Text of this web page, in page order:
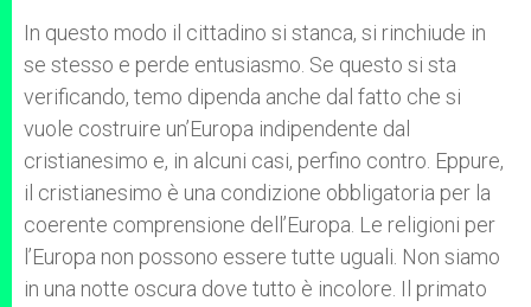
In questo modo il cittadino si stanca, si rinchiude in
se stesso e perde entusiasmo. Se questo si sta
verificando, temo dipenda anche dal fatto che si
vuole costruire un’Europa indipendente dal
cristianesimo e, in alcuni casi, perfino contro. Eppure,
il cristianesimo è una condizione obbligatoria per la
coerente comprensione dell’Europa. Le religioni per
l’Europa non possono essere tutte uguali. Non siamo
in una notte oscura dove tutto è incolore. Il primato